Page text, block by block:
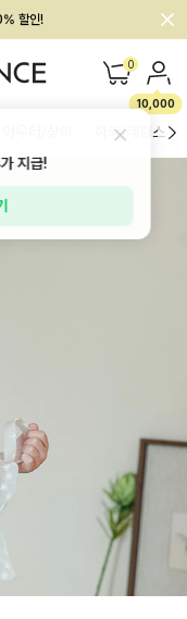
0
10,000
하의/레깅스
지급!